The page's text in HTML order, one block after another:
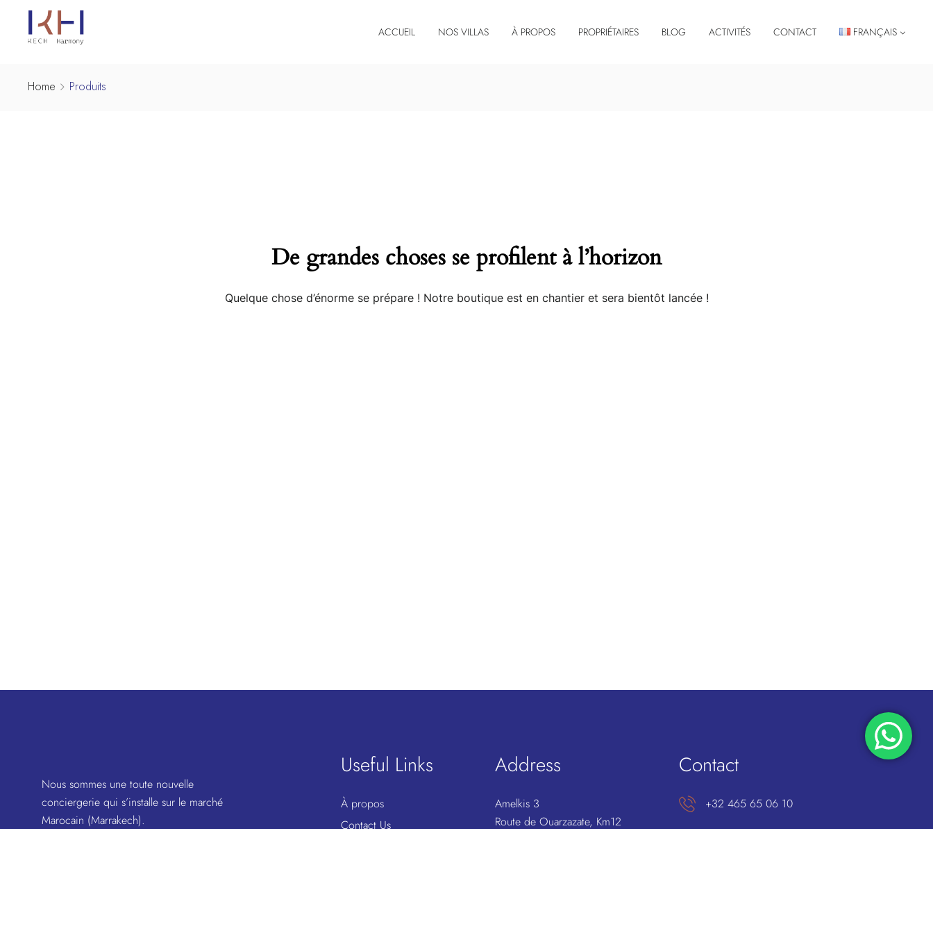
ACCUEIL NOS VILLAS À PROPOS PROPRIÉTAIRES BLOG ACTIVITÉS CONTACT FRANÇAIS
Home Produits
De grandes choses se profilent à l’horizon
Quelque chose d’énorme se prépare ! Notre boutique est en chantier et sera bientôt lancée !
Nous sommes une toute nouvelle
conciergerie qui s’installe sur le marché
Marocain (Marrakech).
Useful Links
À propos
Contact Us
Address
Amelkis 3
Route de Ouarzazate, Km12
Contact
+32 465 65 06 10